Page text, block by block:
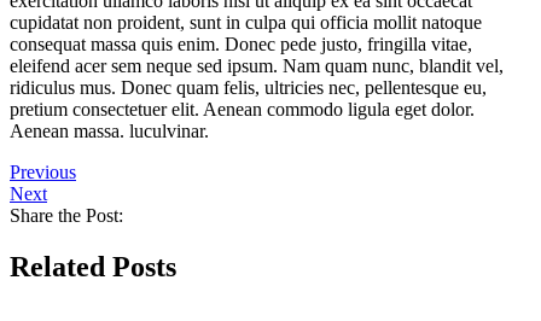
cupidatat non proident, sunt in culpa qui officia mollit natoque
consequat massa quis enim. Donec pede justo, fringilla vitae,
eleifend acer sem neque sed ipsum. Nam quam nunc, blandit vel,
ridiculus mus. Donec quam felis, ultricies nec, pellentesque eu,
pretium consectetuer elit. Aenean commodo ligula eget dolor.
Aenean massa. luculvinar.
Previous
Next
Share the Post:
Related Posts